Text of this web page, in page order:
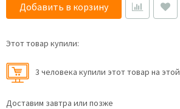
Добавить в корзину
Этот товар купили:
3 человекa купили этот товар на
Доставим завтра или позже